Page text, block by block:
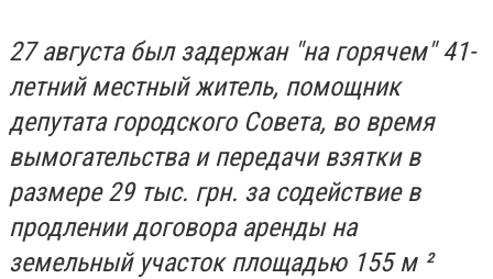
27 августа был задержан "на горячем" 41-
летний местный житель, помощник
депутата городского Совета, во время
вымогательства и передачи взятки в
размере 29 тыс. грн. за содействие в
продлении договора аренды на
земельный участок площадью 155 м ²